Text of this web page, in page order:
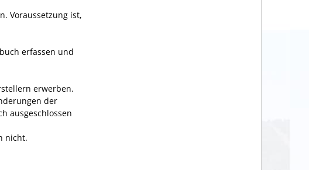
Voraussetzung ist,
erfassen und
erwerben.
der
ausgeschlossen
nicht.